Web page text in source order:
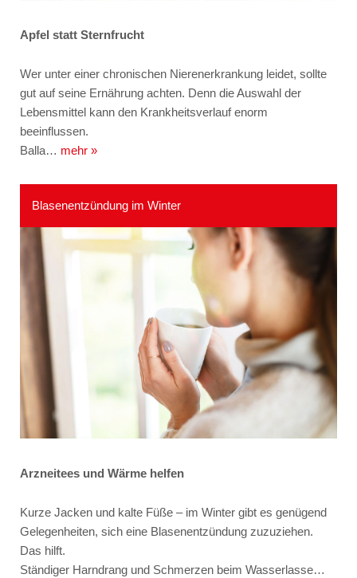
Apfel statt Sternfrucht
Wer unter einer chronischen Nierenerkrankung leidet, sollte
gut auf seine Ernährung achten. Denn die Auswahl der
Lebensmittel kann den Krankheitsverlauf enorm
beeinflussen.
Balla… mehr »
Blasenentzündung im Winter
Arzneitees und Wärme helfen
Kurze Jacken und kalte Füße – im Winter gibt es genügend
Gelegenheiten, sich eine Blasenentzündung zuzuziehen.
Das hilft.
Ständiger Harndrang und Schmerzen beim Wasserlasse…